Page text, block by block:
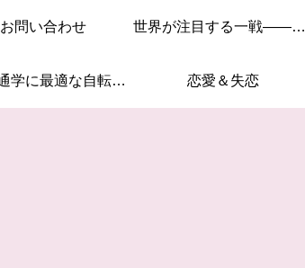
お問い合わせ 世界が注目する一戦——このレースを見逃すな！
通勤・通学に最適な自転車はこれ！ 恋愛＆失恋